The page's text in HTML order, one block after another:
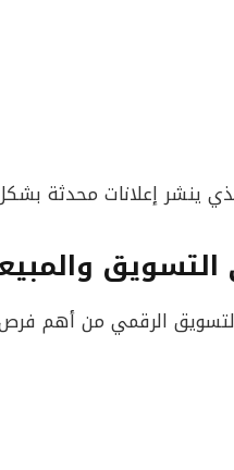
ينشر إعلانات محدثة
التسويق الرقمي من أهم